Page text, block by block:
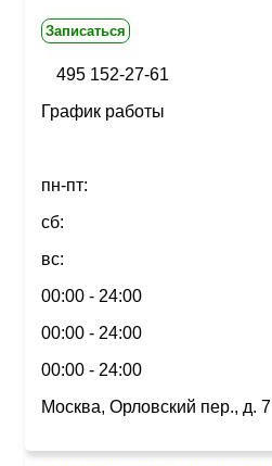
Записаться
495 152-27-61
График работы
пн-пт:
сб:
вс:
00:00 - 24:00
00:00 - 24:00
00:00 - 24:00
Москва, Орловский пер., д. 7